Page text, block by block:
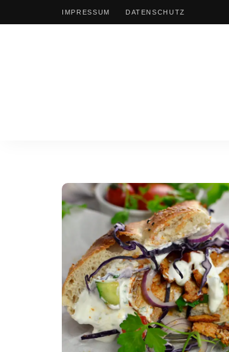
IMPRESSUM DATENSCHUTZ